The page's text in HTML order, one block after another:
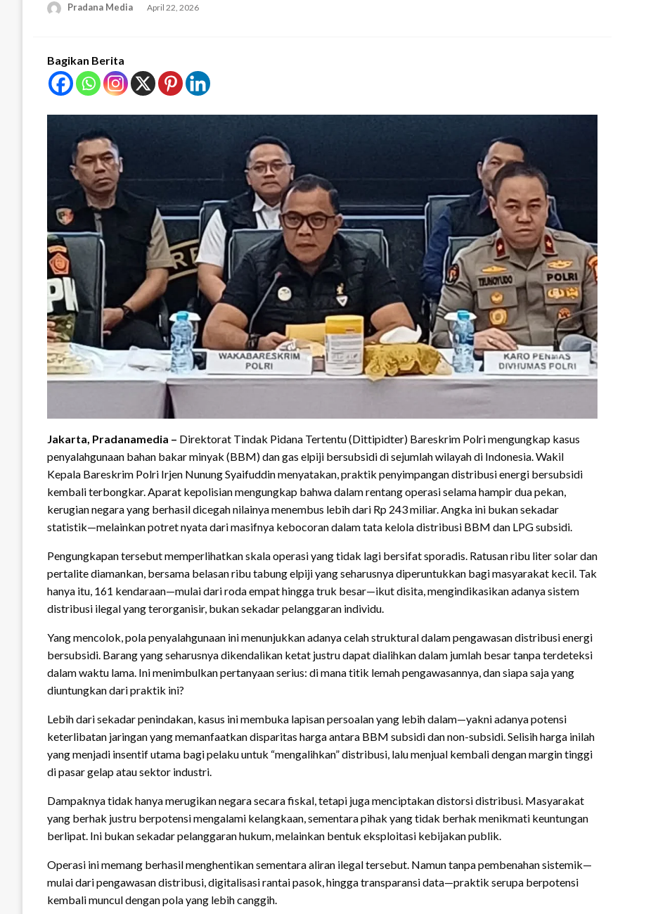
Pradana Media April 22, 2026
Bagikan Berita
Jakarta, Pradanamedia – Direktorat Tindak Pidana Tertentu (Dittipidter) Bareskrim Polri mengungkap kasus
penyalahgunaan bahan bakar minyak (BBM) dan gas elpiji bersubsidi di sejumlah wilayah di Indonesia. Wakil
Kepala Bareskrim Polri Irjen Nunung Syaifuddin menyatakan, praktik penyimpangan distribusi energi bersubsidi
kembali terbongkar. Aparat kepolisian mengungkap bahwa dalam rentang operasi selama hampir dua pekan,
kerugian negara yang berhasil dicegah nilainya menembus lebih dari Rp 243 miliar. Angka ini bukan sekadar
statistik—melainkan potret nyata dari masifnya kebocoran dalam tata kelola distribusi BBM dan LPG subsidi.
Pengungkapan tersebut memperlihatkan skala operasi yang tidak lagi bersifat sporadis. Ratusan ribu liter solar dan
pertalite diamankan, bersama belasan ribu tabung elpiji yang seharusnya diperuntukkan bagi masyarakat kecil. Tak
hanya itu, 161 kendaraan—mulai dari roda empat hingga truk besar—ikut disita, mengindikasikan adanya sistem
distribusi ilegal yang terorganisir, bukan sekadar pelanggaran individu.
Yang mencolok, pola penyalahgunaan ini menunjukkan adanya celah struktural dalam pengawasan distribusi energi
bersubsidi. Barang yang seharusnya dikendalikan ketat justru dapat dialihkan dalam jumlah besar tanpa terdeteksi
dalam waktu lama. Ini menimbulkan pertanyaan serius: di mana titik lemah pengawasannya, dan siapa saja yang
diuntungkan dari praktik ini?
Lebih dari sekadar penindakan, kasus ini membuka lapisan persoalan yang lebih dalam—yakni adanya potensi
keterlibatan jaringan yang memanfaatkan disparitas harga antara BBM subsidi dan non-subsidi. Selisih harga inilah
yang menjadi insentif utama bagi pelaku untuk “mengalihkan” distribusi, lalu menjual kembali dengan margin tinggi
di pasar gelap atau sektor industri.
Dampaknya tidak hanya merugikan negara secara fiskal, tetapi juga menciptakan distorsi distribusi. Masyarakat
yang berhak justru berpotensi mengalami kelangkaan, sementara pihak yang tidak berhak menikmati keuntungan
berlipat. Ini bukan sekadar pelanggaran hukum, melainkan bentuk eksploitasi kebijakan publik.
Operasi ini memang berhasil menghentikan sementara aliran ilegal tersebut. Namun tanpa pembenahan sistemik—
mulai dari pengawasan distribusi, digitalisasi rantai pasok, hingga transparansi data—praktik serupa berpotensi
kembali muncul dengan pola yang lebih canggih.